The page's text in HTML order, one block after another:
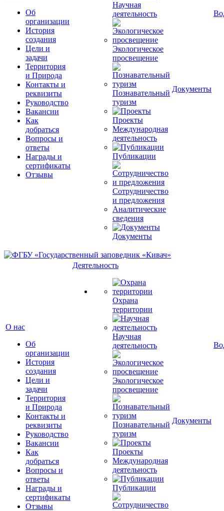
Об
организации
История
создания
Цели и
задачи
Территория
и Природа
Контакты и
реквизиты
Руководство
Вакансии
Как
добраться
Вопросы и
ответы
Награды и
сертификаты
Отзывы
Научная
деятельность
Экологическое
просвещение
Познавательный
туризм
Проекты
Международная
деятельность
Публикации
Сотрудничество
и предложения
Аналитические
сведения
Документы
Документы
О нас
Об
организации
История
создания
Цели и
задачи
Территория
и Природа
Контакты и
реквизиты
Руководство
Вакансии
Как
добраться
Вопросы и
ответы
Награды и
сертификаты
Отзывы
Деятельность
Охрана
территории
Научная
деятельность
Экологическое
просвещение
Познавательный
туризм
Проекты
Международная
деятельность
Публикации
Документы